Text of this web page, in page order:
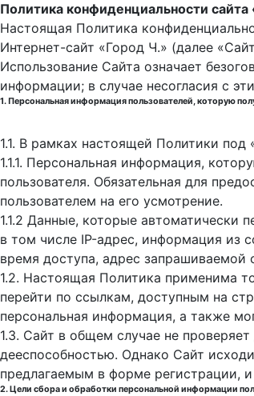
Политика конфиденциальности сайта
Настоящая Политика
Интернет-сайт «Город Ч.» (далее
Использование Сайта означает
информации; в случае несогласия с
1. Персональная информация пользователей, которую
1.1. В рамках настоящей Политики
1.1.1. Персональная информация,
пользователя. Обязательная для
пользователем на его усмотрение.
1.1.2 Данные, которые автоматически
в том числе IP-адрес, информация из
время доступа, адрес запрашиваемой
1.2. Настоящая Политика применима
перейти по ссылкам, доступным на
персональная информация, а также
1.3. Сайт в общем случае не
дееспособностью. Однако Сайт
предлагаемым в форме регистрации,
2. Цели сбора и обработки персональной информации